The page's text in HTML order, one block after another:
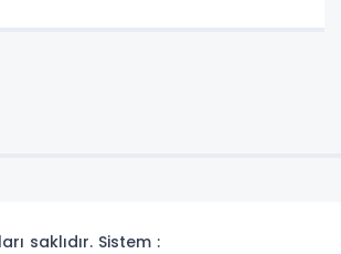
saklıdır. Sistem :